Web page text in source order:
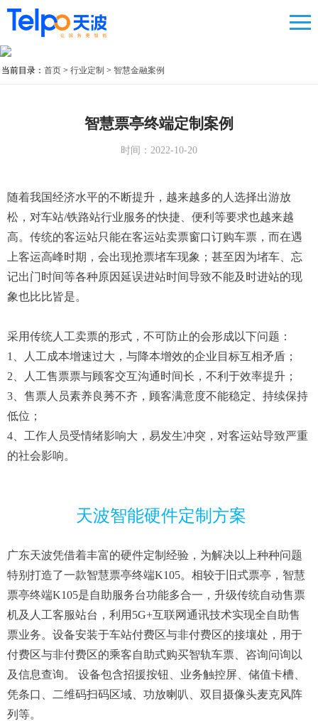
当前目录： 首页 > 行业定制 > 智慧金融案例
智慧票亭终端定制案例
时间：2022-10-20
随着我国经济水平的不断提升，越来越多的人选择出游放
松，对车站/铁路站行业服务的快捷、便利等要求也越来越
高。传统的客运站只能在客运站卖票窗口订购车票，而在遇
上客运高峰时期，会出现抢票堵车现象；甚至因为堵车、忘
记出门时间等各种原因延误进站时间导致不能及时进站的现
象也比比皆是。
采用传统人工卖票的形式，不可防止的会形成以下问题：
1、人工成本增速过大，与降本增效的企业目标互相矛盾；
2、人工售票票与顾客交互沟通时间长，不利于效率提升；
3、售票人员素养良莠不齐，顾客满意度不能稳定、持续保持
低位；
4、工作人员受情绪影响大，易发生冲突，对客运站导致严重
的社会影响。
天波智能硬件定制方案
广东天波凭借着丰富的硬件定制经验，为解决以上种种问题
特别打造了一款智慧票亭终端K105。相较于旧式票亭，智慧
票亭终端K105是自助服务台功能多合一，升级传统自动售票
机及人工客服站台，利用5G+互联网通讯技术实现全自助售
票业务。设备安装于车站付费区与非付费区的接壤处，用于
付费区与非付费区的乘客自助式购买智轨车票、咨询问询以
及信息查询。 设备包含招援按钮、业务触控屏、储值卡槽、
凭条口、二维码扫码区域、功放喇叭、双目摄像头麦克风阵
列等。